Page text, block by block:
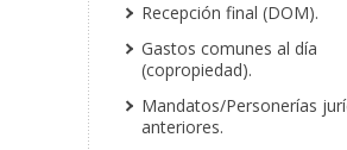
Recepción final (DOM).
Gastos comunes al día
(copropiedad).
Mandatos/Personerías
anteriores.